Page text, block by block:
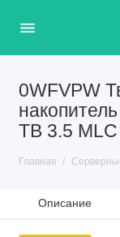
0WFVPW
TB 3.5
Главная
Описание